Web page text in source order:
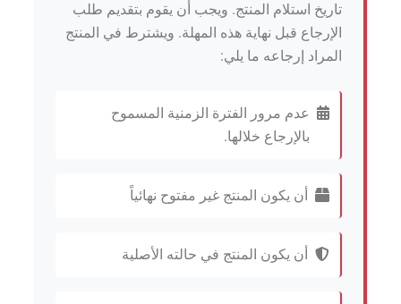
تاريخ استلام المنتج. ويجب أن يقوم بتقديم طلب
الإرجاع قبل نهاية هذه المهلة. ويشترط في المنتج
المراد إرجاعه ما يلي:
عدم مرور الفترة الزمنية المسموح
بالإرجاع خلالها.
أن يكون المنتج غير مفتوح نهائياً
أن يكون المنتج في حالته الأصلية